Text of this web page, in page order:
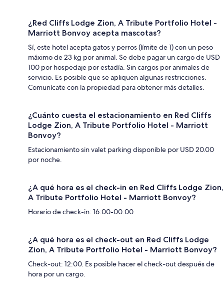
¿Red Cliffs Lodge Zion, A Tribute Portfolio Hotel -
Marriott Bonvoy acepta mascotas?
Sí, este hotel acepta gatos y perros (límite de 1) con un peso
máximo de 23 kg por animal. Se debe pagar un cargo de USD
100 por hospedaje por estadía. Sin cargos por animales de
servicio. Es posible que se apliquen algunas restricciones.
Comunícate con la propiedad para obtener más detalles.
¿Cuánto cuesta el estacionamiento en Red Cliffs
Lodge Zion, A Tribute Portfolio Hotel - Marriott
Bonvoy?
Estacionamiento sin valet parking disponible por USD 20.00
por noche.
¿A qué hora es el check-in en Red Cliffs Lodge Zion,
A Tribute Portfolio Hotel - Marriott Bonvoy?
Horario de check-in: 16:00-00:00.
¿A qué hora es el check-out en Red Cliffs Lodge
Zion, A Tribute Portfolio Hotel - Marriott Bonvoy?
Check-out: 12:00. Es posible hacer el check-out después de
hora por un cargo.